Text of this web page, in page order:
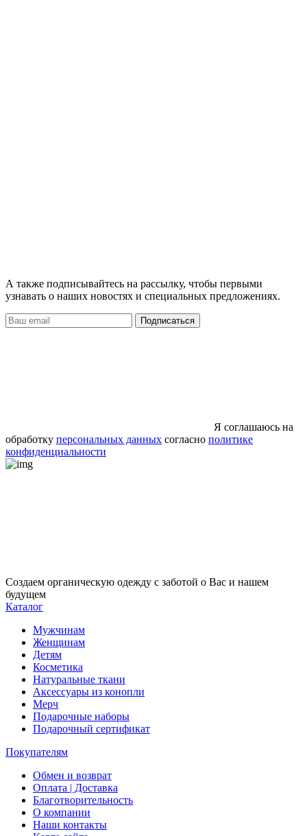
А также подписывайтесь на рассылку, чтобы первыми
узнавать о наших новостях и специальных предложениях.
Подписаться
Я соглашаюсь на
обработку персональных данных согласно политике
конфиденциальности
Создаем органическую одежду с заботой о Вас и нашем
будущем
Каталог
Мужчинам
Женщинам
Детям
Косметика
Натуральные ткани
Аксессуары из конопли
Мерч
Подарочные наборы
Подарочный сертификат
Покупателям
Обмен и возврат
Оплата | Доставка
Благотворительность
О компании
Наши контакты